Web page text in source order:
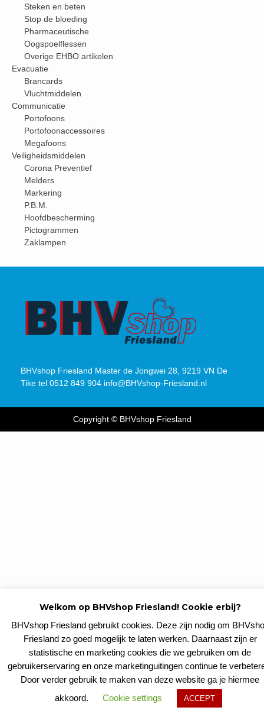
Steken en beten
Stop de bloeding
Pharmaceutische
Oogspoelflessen
Overige EHBO artikelen
Evacuatie
Brancards
Vluchtmiddelen
Communicatie
Portofoons
Portofoonaccessoires
Megafoons
Veiligheidsmiddelen
Corona Preventief
Melders
Markering
P.B.M.
Hoofdbescherming
Pictogrammen
Zaklampen
BHVshop Friesland Master de Jongwei 28, 9219 VN De
Tike tel 0512 849 904 info@BHVshop-Friesland.nl
Copyright © BHVshop Friesland
Welkom op BHVshop Friesland! Cookie erbij?
BHVshop Friesland gebruikt cookies. Deze zijn nodig om
Friesland zo goed mogelijk te laten werken. Daarnaast zijn er
statistische en marketing cookies die we gebruiken om de
gebruikerservaring en onze marketinguitingen continue te
Door verder gebruik te maken van deze website ga je hiermee
akkoord.
Cookie settings ACCEPT